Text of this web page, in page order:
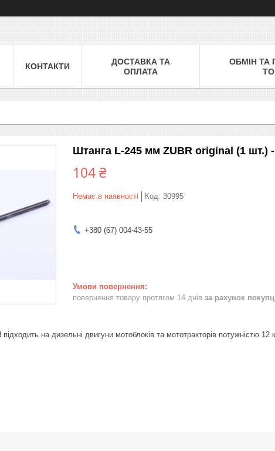
КОНТАКТИ
ДОСТАВКА ТА
ОПЛАТА
ОБМІН ТА
Штанга L-245 мм ZUBR original (1 шт.)
104 ₴
Немає в наявності Код: 30995
+380 (67) 004-43-55
повернення товару протягом 14 днів за рахунок
на дизельні двигуни мотоблоків та мототракторів потужністю